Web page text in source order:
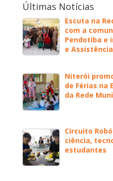
Últimas Notícias
Escuta na
com a
Pendotiba e
e
Niterói
de Férias na
da Rede
Circuito
ciência,
estudantes